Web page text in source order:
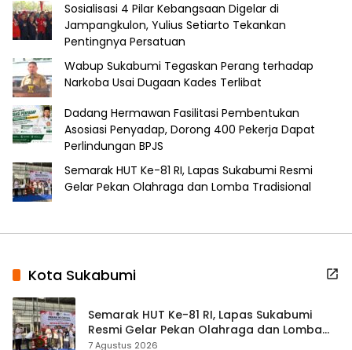
Sosialisasi 4 Pilar Kebangsaan Digelar di
Jampangkulon, Yulius Setiarto Tekankan
Pentingnya Persatuan
Wabup Sukabumi Tegaskan Perang terhadap
Narkoba Usai Dugaan Kades Terlibat
Dadang Hermawan Fasilitasi Pembentukan
Asosiasi Penyadap, Dorong 400 Pekerja Dapat
Perlindungan BPJS
Semarak HUT Ke-81 RI, Lapas Sukabumi Resmi
Gelar Pekan Olahraga dan Lomba Tradisional
Kota Sukabumi
Semarak HUT Ke-81 RI, Lapas Sukabumi
Resmi Gelar Pekan Olahraga dan Lomba
Tradisional
7 Agustus 2026